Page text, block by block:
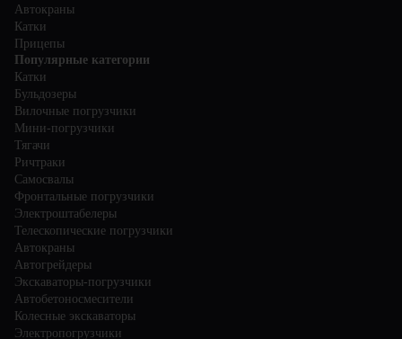
Автокраны
Катки
Прицепы
Популярные категории
Катки
Бульдозеры
Вилочные погрузчики
Мини-погрузчики
Тягачи
Ричтраки
Самосвалы
Фронтальные погрузчики
Электроштабелеры
Телескопические погрузчики
Автокраны
Автогрейдеры
Экскаваторы-погрузчики
Автобетоносмесители
Колесные экскаваторы
Электропогрузчики